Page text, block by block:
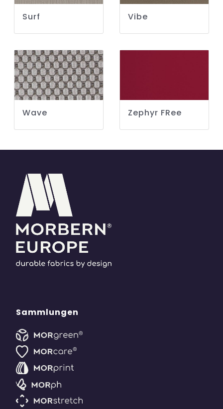
Surf Vibe
Wave Zephyr FRee
Sammlungen